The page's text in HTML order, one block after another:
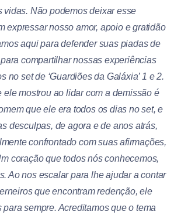
vidas. Não podemos deixar esse
expressar nosso amor, apoio e gratidão
aqui para defender suas piadas de
compartilhar nossas experiências
no set de ‘Guardiões da Galáxia’ 1 e 2.
ele mostrou ao lidar com a demissão é
que ele era todos os dias no set, e
desculpas, de agora e de anos atrás,
confrontado com suas afirmações,
coração que todos nós conhecemos,
Ao nos escalar para lhe ajudar a contar
que encontram redenção, ele
sempre. Acreditamos que o tema